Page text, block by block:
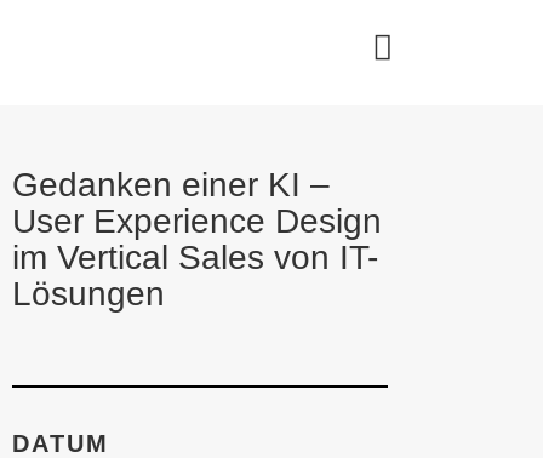
Gedanken einer KI –
User Experience Design
im Vertical Sales von IT-
Lösungen
DATUM